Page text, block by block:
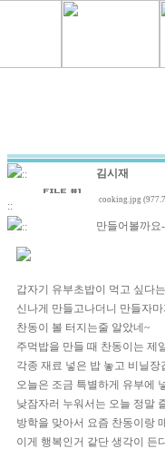
:: 김시재
:: cooking.jpg
:: 만들어볼까요
갑자기 유부초밥이 먹고 싶다
신나게 만들고나더니 만들자
찬동이 볼 터지는줄 알았네~
주먹밥을 만들 때 찬동이는 제
각종 재료 넣은 밥 놓고 비닐
오늘은 조금 특별하게 유부에
낮잠자러 누워서는 오늘 정말
방학을 맞아서 요즘 찬동이랑
이게 행복인거 같단 생각이 든